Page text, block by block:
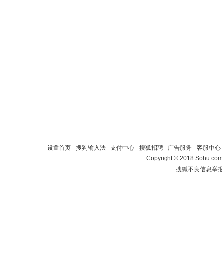
设置首页 - 搜狗输入法 - 支付中心 - 搜狐招聘 - 广告服务 - 客服中心
Copyright©2018
搜狐不良信息举